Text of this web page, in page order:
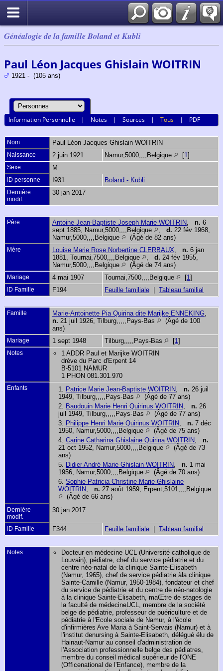
Généalogie de la famille Boland et Kubli
Paul Léon Jacques Ghislain WOITRIN
1921 - (105 ans)
Information Personnelle | Notes |Sources |Tous | PDF
Nom Paul Léon Jacques Ghislain WOITRIN
Naissance 2 juin 1921 Namur,5000,,,,Belgique [1 ]
Sexe M
ID personne I931 Boland - Kubli
Dernière
modif.
30 jan 2017
Père Antoine Jean-Baptiste Joseph Marie WOITRIN n. 6
sept 1885, Namur,5000,,,,Belgique
d. 22 fév 1968,
Namur,5000,,,,Belgique
(Âgé de 82 ans)
Mère Louise Marie Rose Norbertine CLERBAUX n. 6 jan
1881, Tournai,7500,,,,Belgique
d. 24 fév 1955,
Namur,5000,,,,Belgique
(Âgé de 74 ans)
Mariage 4 mai 1907 Tournai,7500,,,,Belgique [1 ]
ID Famille F194 Feuille familiale Tableau familial
Famille Marie-Antoinette Pia Quirina dite Marijke ENNEKING
n. 21 juil 1926, Tilburg,,,,,Pays-Bas
(Âgé de 100
ans)
Mariage 1 sept 1948 Tilburg,,,,,Pays-Bas [1 ]
Notes
1 ADDR Paul et Marijke WOITRIN
drève du Parc d'Erpent 14
B-5101 NAMUR
1 PHON 081.301.970
Enfants 1. Patrice Marie Jean-Baptiste WOITRIN n. 26 juil
1949, Tilburg,,,,,Pays-Bas
(Âgé de 77 ans)
2.
Baudouin Marie Henri Quirinus WOITRIN n. 26
juil 1949, Tilburg,,,,,Pays-Bas
(Âgé de 77 ans)
3.
Philippe Henri Marie Quirinus WOITRIN n. 7 déc
1950, Namur,5000,,,,Belgique
(Âgé de 75 ans)
4. Carine Catharina Ghislaine Quirina WOITRIN
n.
21 oct 1952, Namur,5000,,,,Belgique
(Âgé de 73
ans)
5.
Didier André Marie Ghislain WOITRIN n. 1 mai
1956, Namur,5000,,,,Belgique
(Âgé de 70 ans)
6. Sophie Patricia Christine Marie Ghislaine
WOITRIN
n. 27 août 1959, Erpent,5101,,,,Belgique
(Âgé de 66 ans)
Dernière
modif.
30 jan 2017
ID Famille F344 Feuille familiale Tableau familial
Notes
Docteur en médecine UCL (Université catholique de
Louvain), pédiatre, chef du service pédiatrie et du
centre néo-natal de la clinique Sainte-Elisabeth
(Namur, 1965), chef de service pédiatrie àla clinique
Sainte-Camille (Namur, 1950-1984), fondateur et chef
du service de pédiatrie et du centre de néo-natologie
à la clinique Sainte-Elisabeth, maŒtre de stages de
la faculté de médecineUCL, membre de la société
belge de pédiatrie, professeur de puériculture et de
pédiatrie à l'Ecole sociale de Namur, à l'école
d'infirmières Ave Maria à Saint-Servais (Namur) et à
l'institut denursing à Sainte-Elisabeth, délégué élu de
Hainaut-Namur au conseil d'administration de
l'Association professionnelle belge des pédiatres,
membre du conseil médical supérieur de l'ONE
(Officenational de l'Enfance), membre de la